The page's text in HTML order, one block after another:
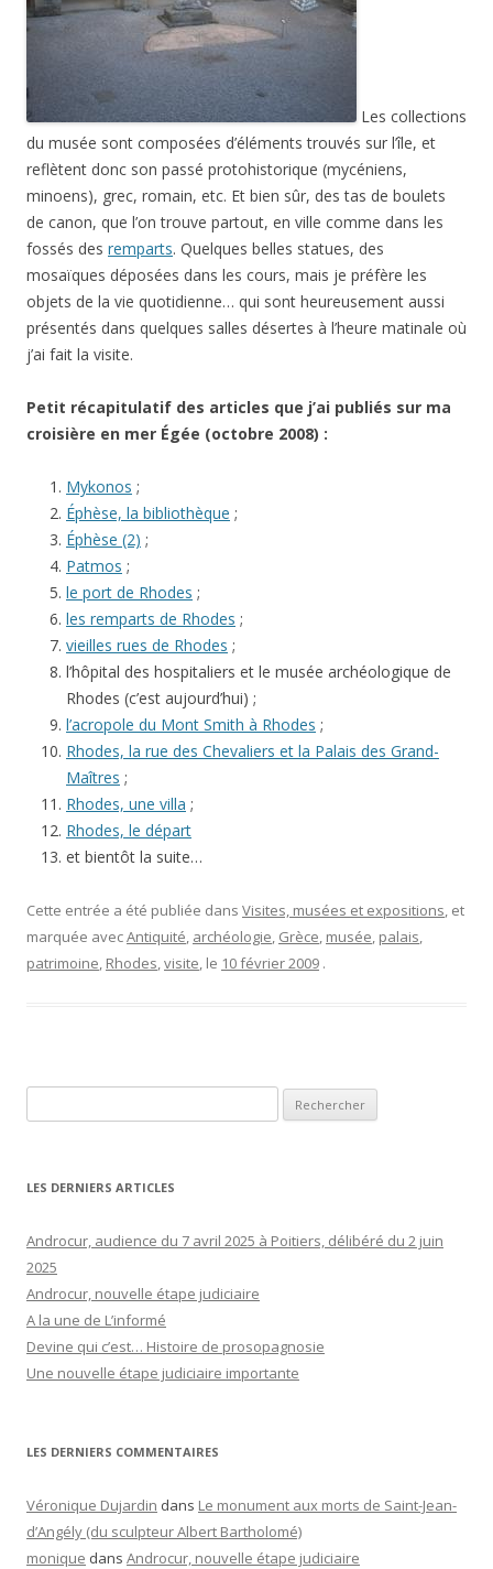
Les collections
du musée sont composées d’éléments trouvés sur l’île, et
reflètent donc son passé protohistorique (mycéniens,
minoens), grec, romain, etc. Et bien sûr, des tas de boulets
de canon, que l’on trouve partout, en ville comme dans les
fossés des remparts. Quelques belles statues, des
mosaïques déposées dans les cours, mais je préfère les
objets de la vie quotidienne… qui sont heureusement aussi
présentés dans quelques salles désertes à l’heure matinale où
j’ai fait la visite.
Petit récapitulatif des articles que j’ai publiés sur ma
croisière en mer Égée (octobre 2008) :
Mykonos ;
Éphèse, la bibliothèque ;
Éphèse (2) ;
Patmos ;
le port de Rhodes ;
les remparts de Rhodes ;
vieilles rues de Rhodes ;
l’hôpital des hospitaliers et le musée archéologique de
Rhodes (c’est aujourd’hui) ;
l’acropole du Mont Smith à Rhodes ;
Rhodes, la rue des Chevaliers et la Palais des Grand-
Maîtres ;
Rhodes, une villa ;
Rhodes, le départ
et bientôt la suite…
Cette entrée a été publiée dans Visites, musées et expositions, et
marquée avecAntiquité, archéologie, Grèce, musée, palais,
patrimoine, Rhodes,visite, le 10 février 2009 .
LES DERNIERS ARTICLES
Androcur, audience du 7 avril 2025 à Poitiers, délibéré du 2 juin
2025
Androcur, nouvelle étape judiciaire
A la une de L’informé
Devine qui c’est… Histoire de prosopagnosie
Une nouvelle étape judiciaire importante
LES DERNIERS COMMENTAIRES
Véronique Dujardin dans Le monument aux morts de Saint-Jean-
d’Angély (du sculpteur Albert Bartholomé)
monique dans Androcur, nouvelle étape judiciaire